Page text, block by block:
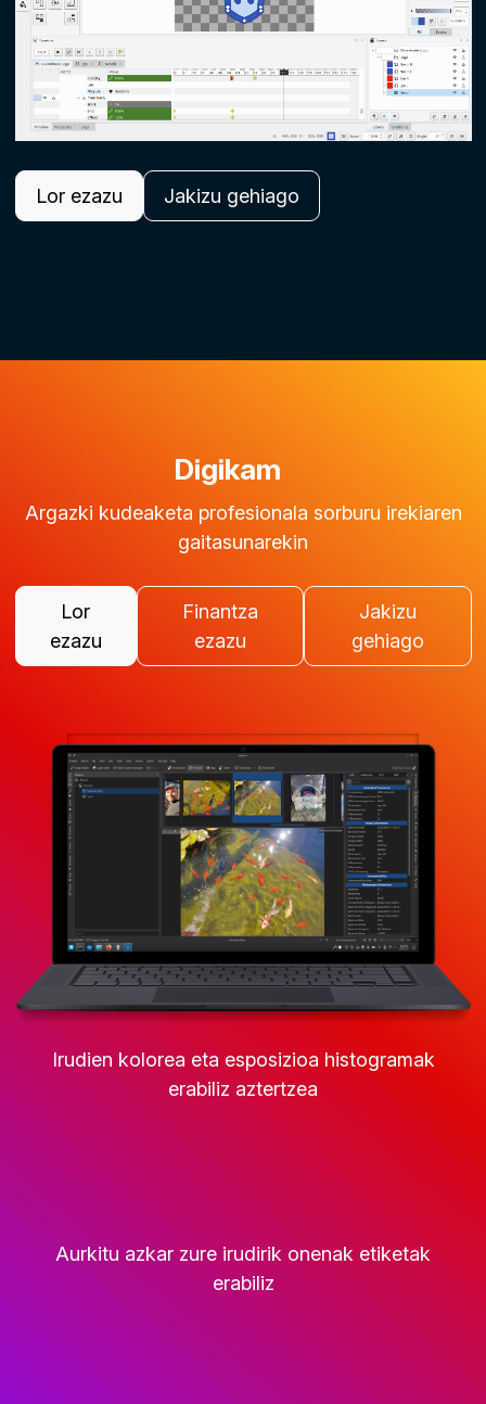
Lor ezazu Jakizu gehiago
Digikam
Argazki kudeaketa profesionala sorburu irekiaren
gaitasunarekin
Lor
ezazu
Finantza
ezazu
Jakizu
gehiago
Irudien kolorea eta esposizioa histogramak
erabiliz aztertzea
Aurkitu azkar zure irudirik onenak etiketak
erabiliz